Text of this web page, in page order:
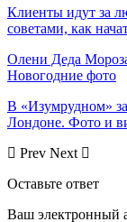
Клиенты идут за
советами, как
Олени Деда
Новогодние фото
В «Изумрудном»
Лондоне. Фото и
Prev Next
Оставьте ответ
Ваш электронный